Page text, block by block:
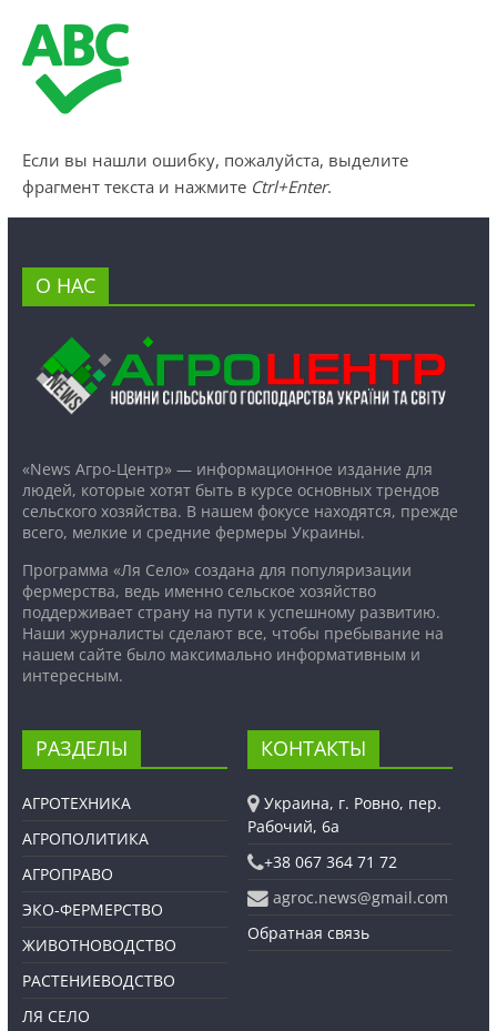
Если вы нашли ошибку, пожалуйста, выделите
фрагмент текста и нажмите Ctrl+Enter.
О НАС
«News Агро-Центр» — информационное издание для
людей, которые хотят быть в курсе основных трендов
сельского хозяйства. В нашем фокусе находятся, прежде
всего, мелкие и средние фермеры Украины.
Программа «Ля Село» создана для популяризации
фермерства, ведь именно сельское хозяйство
поддерживает страну на пути к успешному развитию.
Наши журналисты сделают все, чтобы пребывание на
нашем сайте было максимально информативным и
интересным.
РАЗДЕЛЫ
АГРОТЕХНИКА
АГРОПОЛИТИКА
АГРОПРАВО
ЭКО-ФЕРМЕРСТВО
ЖИВОТНОВОДСТВО
РАСТЕНИЕВОДСТВО
ЛЯ СЕЛО
КОНТАКТЫ
Украина, г. Ровно, пер.
Рабочий, 6а
+38 067 364 71 72
agroc.news@gmail.com
Обратная связь